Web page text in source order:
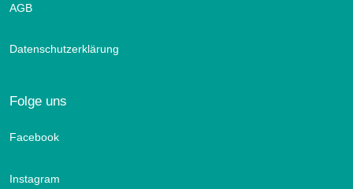
AGB
Datenschutzerklärung
Folge uns
Facebook
Instagram